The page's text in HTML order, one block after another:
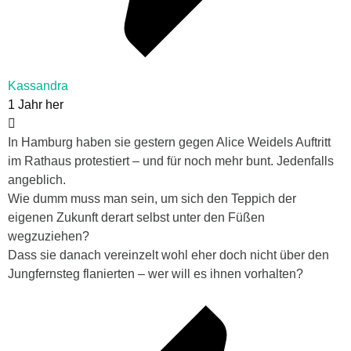
Kassandra
1 Jahr her
In Hamburg haben sie gestern gegen Alice Weidels Auftritt
im Rathaus protestiert – und für noch mehr bunt. Jedenfalls
angeblich.
Wie dumm muss man sein, um sich den Teppich der
eigenen Zukunft derart selbst unter den Füßen
wegzuziehen?
Dass sie danach vereinzelt wohl eher doch nicht über den
Jungfernsteg flanierten – wer will es ihnen vorhalten?